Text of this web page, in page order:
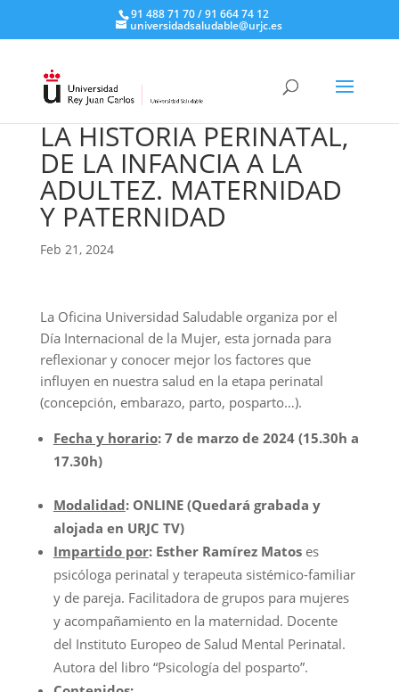
91 488 71 70 / 91 664 74 12
universidadsaludable@urjc.es
LA HISTORIA PERINATAL,
DE LA INFANCIA A LA
ADULTEZ. MATERNIDAD
Y PATERNIDAD
Feb 21, 2024
La Oficina Universidad Saludable organiza por el
Día Internacional de la Mujer, esta jornada para
reflexionar y conocer mejor los factores que
influyen en nuestra salud en la etapa perinatal
(concepción, embarazo, parto, posparto…).
Fecha y horario: 7 de marzo de 2024 (15.30h a
17.30h)
Modalidad: ONLINE (Quedará grabada y
alojada en URJC TV)
Impartido por: Esther Ramírez Matoses
psicóloga perinatal y terapeuta sistémico-familiar
y de pareja. Facilitadora de grupos para mujeres
y acompañamiento en la maternidad. Docente
del Instituto Europeo de Salud Mental Perinatal.
Autora del libro “Psicología del posparto”.